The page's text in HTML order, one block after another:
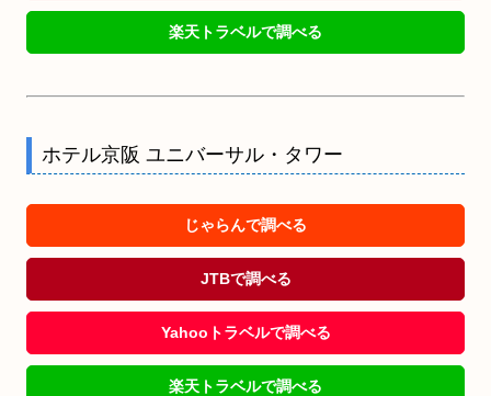
楽天トラベルで調べる
ホテル京阪 ユニバーサル・タワー
じゃらんで調べる
JTBで調べる
Yahooトラベルで調べる
楽天トラベルで調べる